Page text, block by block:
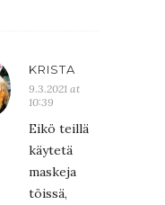
KRISTA
9.3.2021 at
10:39
Eikö teillä
käytetä
maskeja
töissä,